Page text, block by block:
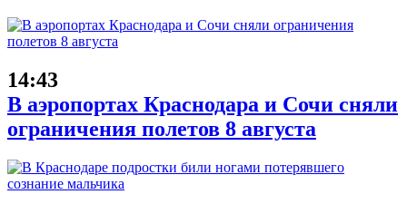
14:43
В аэропортах Краснодара и Сочи сняли
ограничения полетов 8 августа